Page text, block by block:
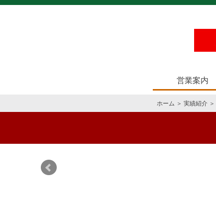
営業案内
ホーム ＞ 実績紹介 ＞